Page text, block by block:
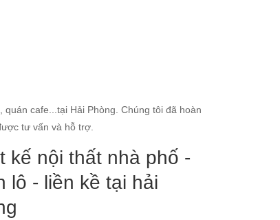
cafe...tại Hải Phòng. Chúng tôi đã hoàn
tư vấn và hỗ trợ.
kế nội thất nhà phố -
lô - liền kề tại hải